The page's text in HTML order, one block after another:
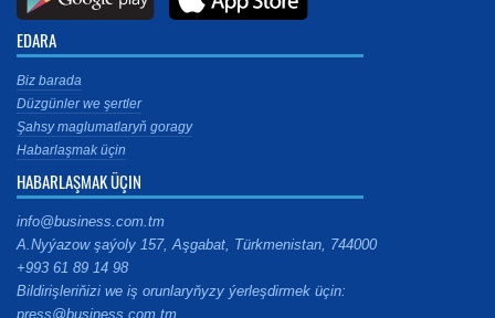
EDARA
Biz barada
Düzgünler we şertler
Şahsy maglumatlaryň goragy
Habarlaşmak üçin
HABARLAŞMAK ÜÇIN
info@business.com.tm
A.Nyýazow şaýoly 157, Aşgabat, Türkmenistan, 744000
+993 61 89 14 98
Bildirişleriňizi we iş orunlaryňyzy ýerleşdirmek üçin:
press@business.com.tm